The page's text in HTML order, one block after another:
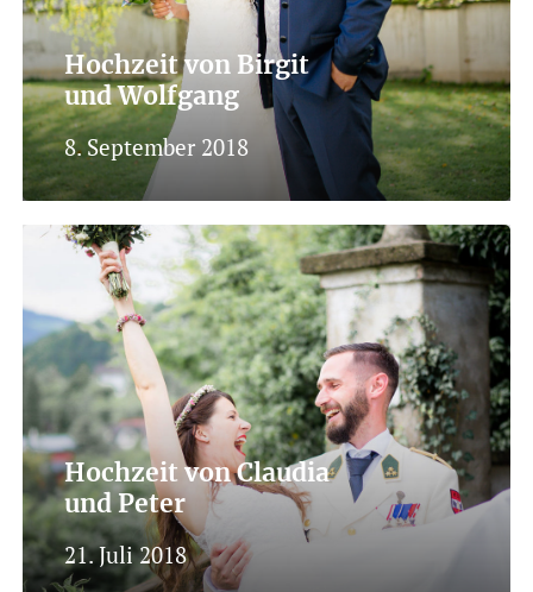
Hochzeit von Birgit
und Wolfgang
8. September 2018
Hochzeit von Claudia
und Peter
21. Juli 2018